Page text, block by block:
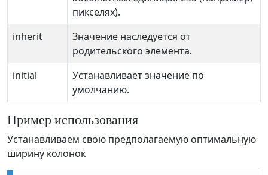
пикселях).
inherit
Значение наследуется от
родительского элемента.
initial
Устанавливает значение по
умолчанию.
Пример использования
Устанавливаем свою предполагаемую оптимальную
ширину колонок